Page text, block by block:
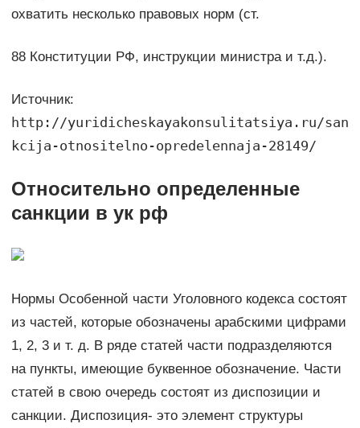
охватить несколько правовых норм (ст.
88 Конституции РФ, инструкции министра и т.д.).
Источник:
http://yuridicheskayakonsulitatsiya.ru/san
kcija-otnositelno-opredelennaja-28149/
Относительно определенные
санкции в ук рф
Нормы Особенной части Уголовного кодекса состоят
из частей, которые обозначены арабскими цифрами
1, 2, 3 и т. д. В ряде статей части подразделяются
на пункты, имеющие буквенное обозначение. Части
статей в свою очередь состоят из диспозиции и
санкции. Диспозиция- это элемент структуры